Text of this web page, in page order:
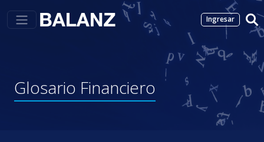
Ingresar
Glosario Financiero